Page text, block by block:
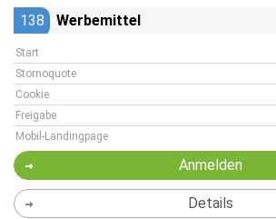
138 Werbemittel
Start
Stornoquote
Cookie
Freigabe
Mobil-Landingpage
Anmelden
Details